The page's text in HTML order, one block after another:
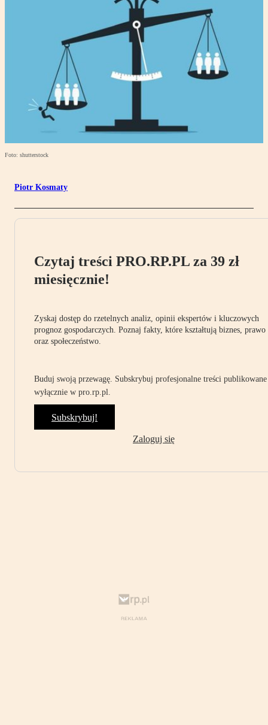
Foto: shutterstock
Piotr Kosmaty
Czytaj treści PRO.RP.PL za 39 zł
miesięcznie!
Zyskaj dostęp do rzetelnych analiz, opinii ekspertów i kluczowych
prognoz gospodarczych. Poznaj fakty, które kształtują biznes, prawo
oraz społeczeństwo.
Buduj swoją przewagę. Subskrybuj profesjonalne treści publikowane
wyłącznie w pro.rp.pl.
Subskrybuj!
Zaloguj się